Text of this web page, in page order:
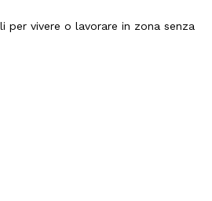
per vivere o lavorare in zona senza